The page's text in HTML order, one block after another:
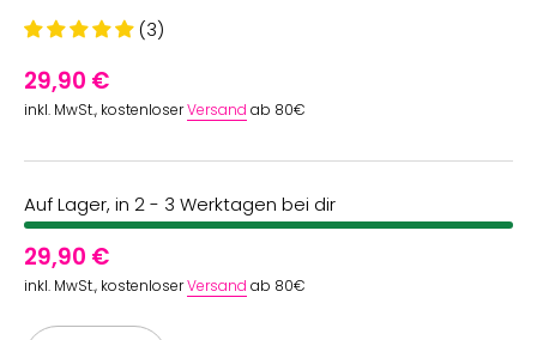
(3)
29,90 €
inkl. MwSt., kostenloserVersand ab 80€
Auf Lager, in 2 - 3 Werktagen bei dir
29,90 €
inkl. MwSt., kostenloserVersand ab 80€